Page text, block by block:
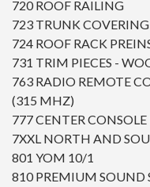
720 ROOF RAILING
723 TRUNK COVERING
724 ROOF RACK
731 TRIM PIECES -
763 RADIO REMOTE
(315 MHZ)
777 CENTER
7XXL NORTH AND
801 YOM 10/1
810 PREMIUM SOUND